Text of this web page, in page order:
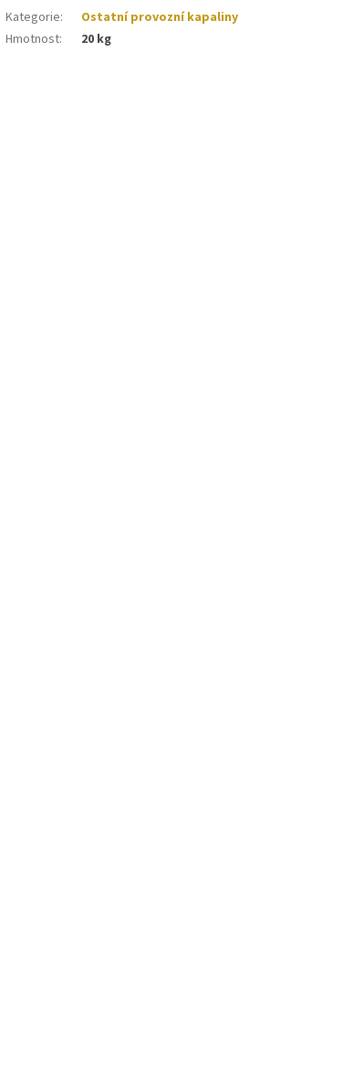
Kategorie:
Ostatní provozní kapaliny
Hmotnost: 20 kg